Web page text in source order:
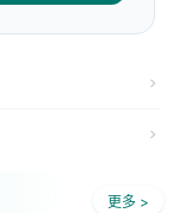
更多 >